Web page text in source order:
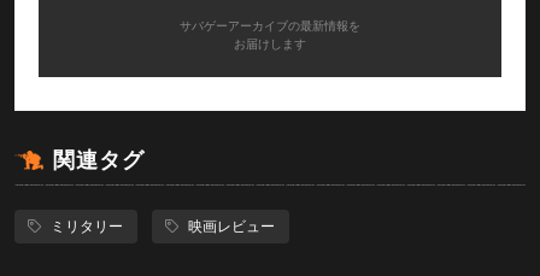
サバゲーアーカイブの最新情報を
お届けします
関連タグ
ミリタリー 映画レビュー